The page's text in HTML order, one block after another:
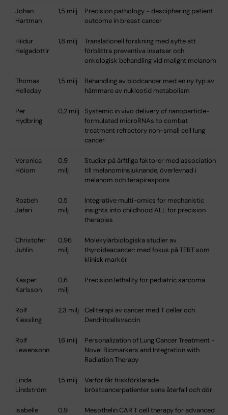
Johan
Hartman
1,5 milj
Precision pathology - desciphering patient
outcome in breast cancer
Hildur
Helgadottir
1,8 milj
Translationell forskning med syfte att
förbättra preventiva insatser och
onkologisk behandling vid malignt melanom
Thomas
Helleday
1,5 milj
Behandling av blodcancer med en ny typ av
hämmare av nukleotid metabolism
Per
Hydbring
0,2 milj
Systemic in vivo delivery of nanoparticle-
formulated microRNAs to combat
treatment refractory non-small cell lung
cancer
Veronica
Höiom
0,9
milj
Studier på ärftliga faktorer med association
till melanominsjuknande, överlevnad i
melanom och terapirespons
Rozbeh
Jafari
0,5
milj
Integrative multi-omics for mechanistic
insights into childhood ALL for precision
therapies
Christofer
Juhlin
0,96
milj
Molekylärbiologiska studier av
thyroideacancer: med fokus på TERT som
klinisk markör
Kasper
Karlsson
0,6
milj
Precision lethality for pediatric sarcoma
Rolf
Kiessling
2,3 milj
Cellterapi av cancer med T celler och
Dendritcellsvaccin
Rolf
Lewensohn
1,6 milj
Personalization of Lung Cancer Treatment -
Novel Biomarkers and Integration with
Radiation Therapy
Linda
Lindström
1,5 milj
Varför får friskförklarade
bröstcancerpatienter sena återfall och dör
Isabelle
0,9
Mesothelin CAR T cell therapy for advanced